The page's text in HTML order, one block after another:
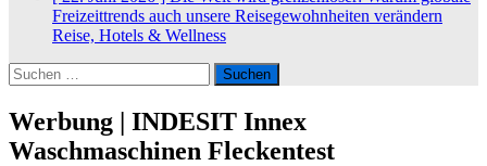
Freizeittrends auch unsere Reisegewohnheiten verändern
Reise, Hotels & Wellness
Suchen
nach:
Werbung | INDESIT Innex
Waschmaschinen Fleckentest